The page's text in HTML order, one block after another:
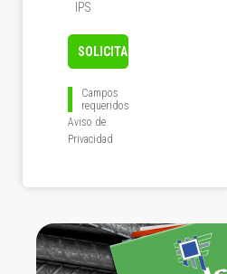
IPS
Campos
requeridos
Aviso de
Privacidad